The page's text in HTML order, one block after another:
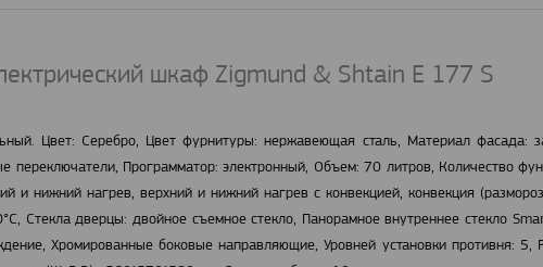
шкаф Zigmund & Shtain E 177 S
Цвет: Серебро, Цвет фурнитуры: нержавеющая сталь, Материал фасада:
переключатели, Программатор: электронный, Объем: 70 литров, Количество
и нижний нагрев, верхний и нижний нагрев с конвекцией, конвекция
Стекла дверцы: двойное съемное стекло, Панорамное внутреннее стекло
Хромированные боковые направляющие, Уровней установки противня: 5,